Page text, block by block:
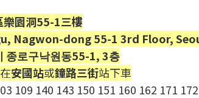
樂園洞55-1三樓
Nagwon-dong 55-1 3rd Floor,
종로구낙원동55-1, 3층
安國站或鐘路三街站下車
109 140 143 150 151 160 162 171 172